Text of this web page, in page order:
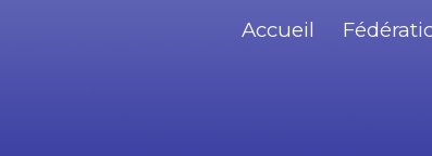
Skip to
Accueil